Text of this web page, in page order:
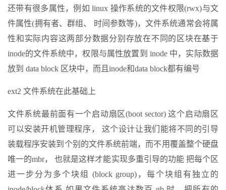
还带有很多属性，例如 linux 操作系统的文件权限(rwx)与文
件属性(拥有者、群组、 时间参数等)，文件系统通常会将属
性和实际内容这两部分数据分别存放在不同的区块在基于
inode的文件系统中，权限与属性放置到 inode 中，实际数据
放到 data block 区块中，而且inode和data block都有编号
ext2 文件系统在此基础上
文件系统最前面有一个启动扇区(boot sector) 这个启动扇区
可以安装开机管理程序， 这个设计让我们能将不同的引导
装载程序安装到个别的文件系统前端，而不用覆盖整个硬盘
唯一的mbr， 也就是这样才能实现多重引导的功能 把每个区
进一步分为多个块组 (block group)，每个块组有独立的